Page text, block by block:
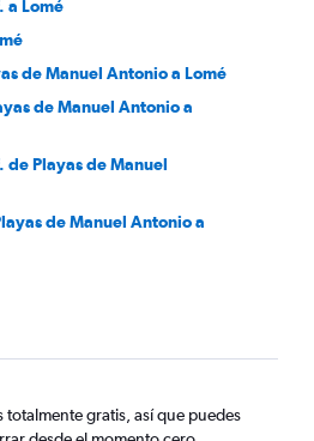
a Lomé
de Manuel Antonio a Lomé
de Manuel Antonio a
de Playas de Manuel
de Manuel Antonio a
totalmente gratis, así que puedes